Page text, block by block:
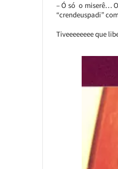
– Ó só o miserê…
“crendeuspadi”
Tiveeeeeeee que